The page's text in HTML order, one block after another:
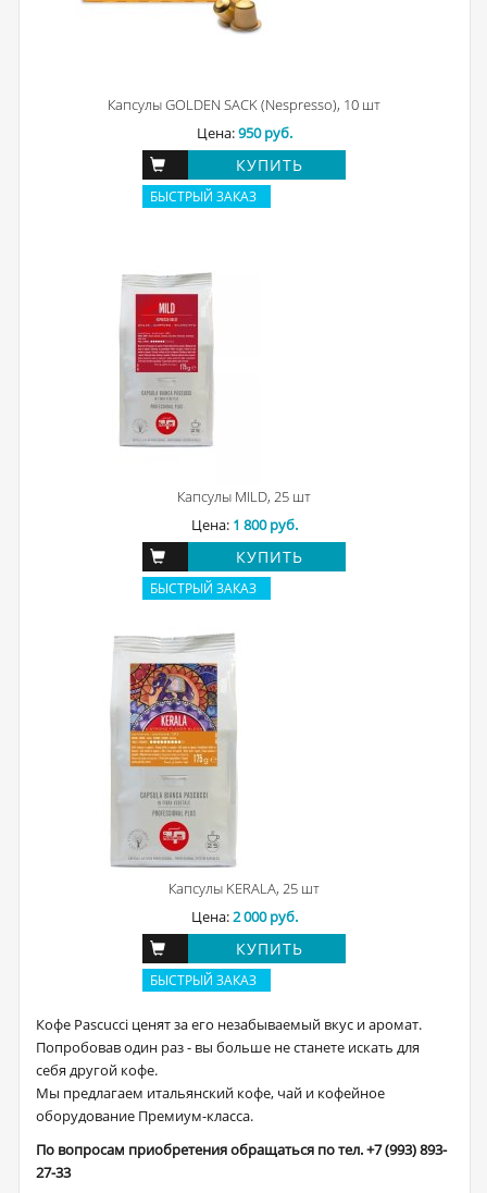
Капсулы GOLDEN SACK (Nespresso), 10 шт
Цена:950 руб.
КУПИТЬ
БЫСТРЫЙ ЗАКАЗ
Капсулы MILD, 25 шт
Цена: 1 800 руб.
КУПИТЬ
БЫСТРЫЙ ЗАКАЗ
Капсулы KERALA, 25 шт
Цена:2 000 руб.
КУПИТЬ
БЫСТРЫЙ ЗАКАЗ
Кофе Pascucci ценят за его незабываемый вкус и аромат.
Попробовав один раз - вы больше не станете искать для
себя другой кофе.
Мы предлагаем итальянский кофе, чай и кофейное
оборудование Премиум-класса.
По вопросам приобретения обращаться по тел. +7 (993) 893-
27-33